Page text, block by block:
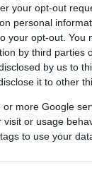
your opt-out
personal
your opt-out. You
by third parties
by us to
it to other
more Google
or usage
to use your